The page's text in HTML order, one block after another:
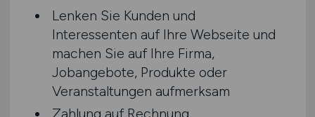
Lenken Sie Kunden und
Interessenten auf Ihre Webseite und
machen Sie auf Ihre Firma,
Jobangebote, Produkte oder
Veranstaltungen aufmerksam
Zahlung auf Rechnung